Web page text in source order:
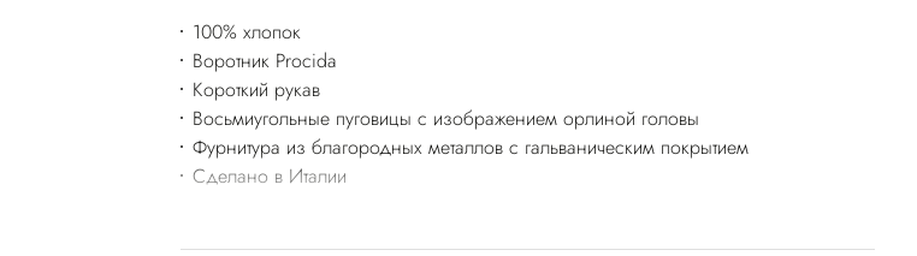
100% хлопок
Воротник Procida
Короткий рукав
Восьмиугольные пуговицы с изображением орлиной головы
Фурнитура из благородных металлов с гальваническим покрытием
Сделано в Италии